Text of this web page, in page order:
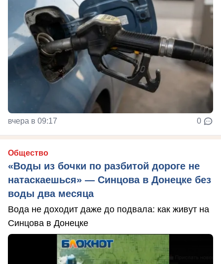
вчера в 09:17 0
Общество
«Воды из бочки по разбитой дороге не
натаскаешься» — Синцова в Донецке без
воды два месяца
Вода не доходит даже до подвала: как живут на
Синцова в Донецке